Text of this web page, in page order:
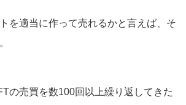
を適当に作って売れるかと言えば、そ
の売買を数100回以上繰り返してきた